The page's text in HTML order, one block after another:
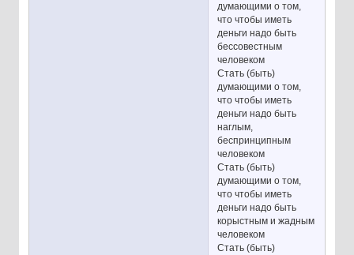
думающими о том,
что чтобы иметь
деньги надо быть
бессовестным
человеком
Стать (быть)
думающими о том,
что чтобы иметь
деньги надо быть
наглым,
беспринципным
человеком
Стать (быть)
думающими о том,
что чтобы иметь
деньги надо быть
корыстным и жадным
человеком
Стать (быть)